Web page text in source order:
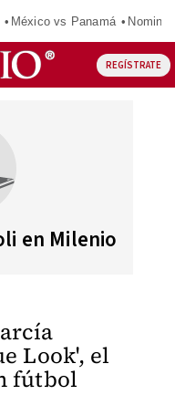
México vs Panamá
REGÍSTRATE
en Milenio
Look', el
fútbol